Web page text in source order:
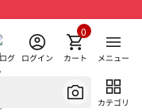
グ ログイン カート
0
メニュー
カテゴリ